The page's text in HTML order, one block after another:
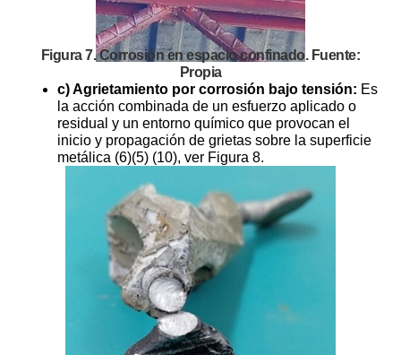
Figura 7. Corrosión en espacio confinado. Fuente:
Propia
c) Agrietamiento por corrosión bajo tensión: Es
la acción combinada de un esfuerzo aplicado o
residual y un entorno químico que provocan el
inicio y propagación de grietas sobre la superficie
metálica (6)(5) (10), ver Figura 8.